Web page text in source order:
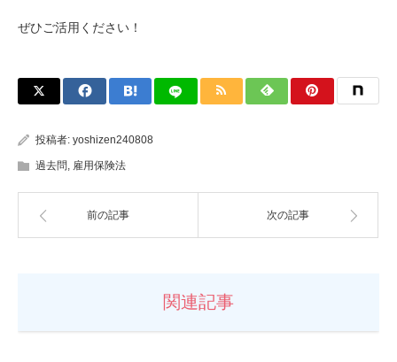
ぜひご活用ください！
投稿者: yoshizen240808
過去問, 雇用保険法
前の記事 次の記事
関連記事